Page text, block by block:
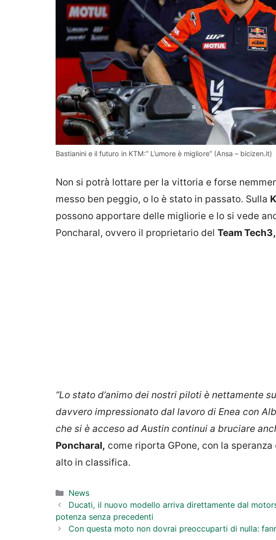
Bastianini e il futuro in KTM:” L’umore è migliore” (Ansa – bicizen.it)
Non si potrà lottare per la vittoria e forse
messo ben peggio, o lo è stato in passato. Sulla
possono apportare delle migliorie e lo si vede
Poncharal, ovvero il proprietario del Team Tech3,
“Lo stato d’animo dei nostri piloti è nettamente
davvero impressionato dal lavoro di Enea con
che si è acceso ad Austin continui a bruciare
Poncharal, come riporta GPone, con la
alto in classifica.
Categorie
News
Ducati, il nuovo modello arriva direttamente dal
potenza senza precedenti
Con questa moto non dovrai preoccuparti di nulla: